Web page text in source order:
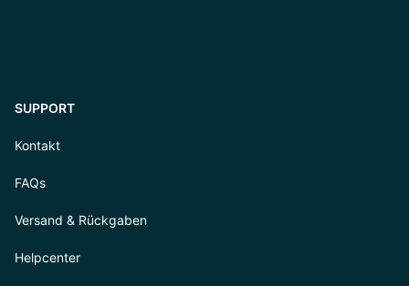
SUPPORT
Kontakt
FAQs
Versand & Rückgaben
Helpcenter